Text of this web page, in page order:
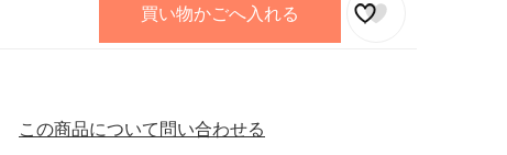
買い物かごへ入れる
この商品について問い合わせる